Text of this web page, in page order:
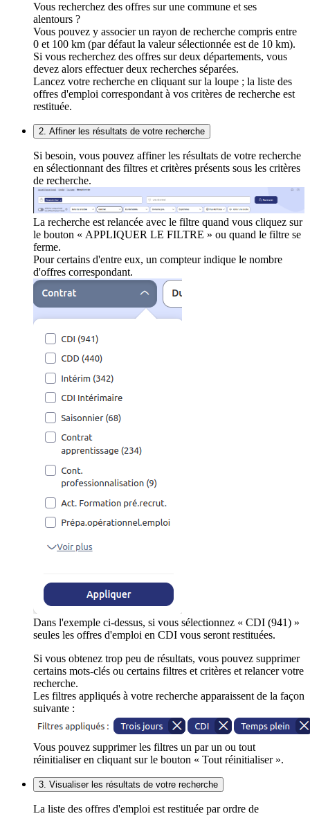
Vous recherchez des offres sur une commune et ses
alentours ?
Vous pouvez y associer un rayon de recherche compris entre
0 et 100 km (par défaut la valeur sélectionnée est de 10 km).
Si vous recherchez des offres sur deux départements, vous
devez alors effectuer deux recherches séparées.
Lancez votre recherche en cliquant sur la loupe ; la liste des
offres d'emploi correspondant à vos critères de recherche est
restituée.
2. Affiner les résultats de votre recherche
Si besoin, vous pouvez affiner les résultats de votre recherche
en sélectionnant des filtres et critères présents sous les critères
de recherche.
La recherche est relancée avec le filtre quand vous cliquez sur
le bouton « APPLIQUER LE FILTRE » ou quand le filtre se
ferme.
Pour certains d'entre eux, un compteur indique le nombre
d'offres correspondant.
Dans l'exemple ci-dessus, si vous sélectionnez « CDI (941) »
seules les offres d'emploi en CDI vous seront restituées.
Si vous obtenez trop peu de résultats, vous pouvez supprimer
certains mots-clés ou certains filtres et critères et relancer votre
recherche.
Les filtres appliqués à votre recherche apparaissent de la façon
suivante :
Vous pouvez supprimer les filtres un par un ou tout
réinitialiser en cliquant sur le bouton « Tout réinitialiser ».
3. Visualiser les résultats de votre recherche
La liste des offres d'emploi est restituée par ordre de